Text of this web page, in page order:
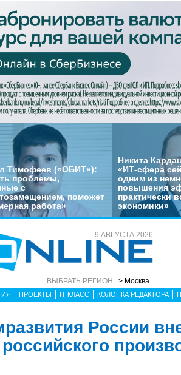
Тимофеев («ОБИТ»):
проблемы,
с
поможет
работа»
Никита
«ИТ-сфера
одним из
повышения
практически
экономики»
9 АВГУСТА 2026
ВЫБРАТЬ РЕГИОН > Москва
ПРОЕКТЫ IT КЛАСС КОЛОНКА РЕДАКТОРА
России